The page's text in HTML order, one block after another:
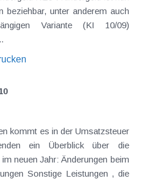
beziehbar, unter anderem auch
Variante (KI 10/09)
kommt es in der Umsatzsteuer
ein Überblick über die
Änderungen beim
, die